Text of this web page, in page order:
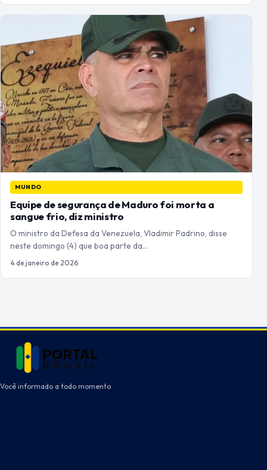
MUNDO
Equipe de segurança de Maduro foi morta a
sangue frio, diz ministro
O ministro da Defesa da Venezuela, Vladimir Padrino, disse
neste domingo (4) que boa parte da…
4 de janeiro de 2026
Você informado a todo momento